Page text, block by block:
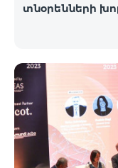
տնօրենների